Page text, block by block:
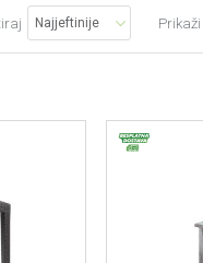
Prikaži